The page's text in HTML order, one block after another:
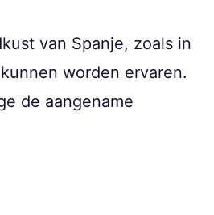
van Spanje, zoals in
worden ervaren.
de aangename